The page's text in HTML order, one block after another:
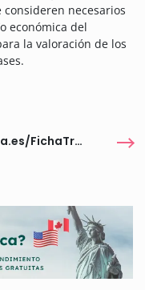
necesarios
económica del
la valoración de los
https://sedeelectronica.pamplona.es/FichaTramite.aspx